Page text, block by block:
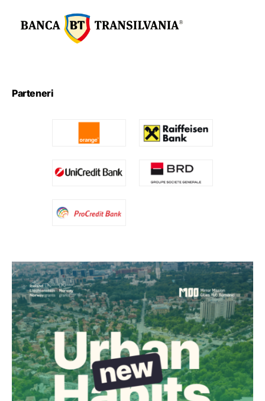
Parteneri